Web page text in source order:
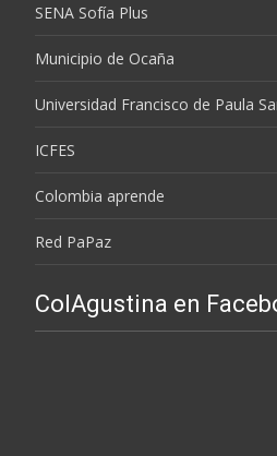
SENA Sofía Plus
Municipio de Ocaña
Universidad Francisco de Paula
ICFES
Colombia aprende
Red PaPaz
ColAgustina en